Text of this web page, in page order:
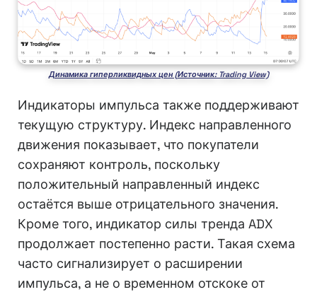
Динамика гиперликвидных цен (Источник: Trading View)
Индикаторы импульса также поддерживают
текущую структуру. Индекс направленного
движения показывает, что покупатели
сохраняют контроль, поскольку
положительный направленный индекс
остаётся выше отрицательного значения.
Кроме того, индикатор силы тренда ADX
продолжает постепенно расти. Такая схема
часто сигнализирует о расширении
импульса, а не о временном отскоке от